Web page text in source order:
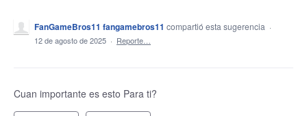
FanGameBros11 fangamebros11 compartió esta sugerencia ·
12 de agosto de 2025 · Reporte…
Cuan importante es esto Para ti?